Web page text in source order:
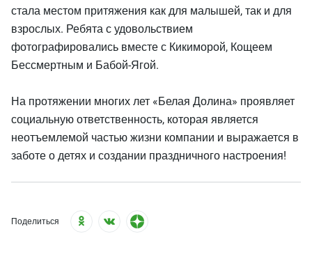
стала местом притяжения как для малышей, так и для
взрослых. Ребята с удовольствием
фотографировались вместе с Кикиморой, Кощеем
Бессмертным и Бабой-Ягой.
На протяжении многих лет «Белая Долина» проявляет
социальную ответственность, которая является
неотъемлемой частью жизни компании и выражается в
заботе о детях и создании праздничного настроения!
Поделиться